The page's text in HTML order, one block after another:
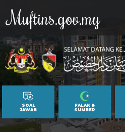
Muftins.gov.my
SOAL
JAWAB
FALAK &
SUMBER